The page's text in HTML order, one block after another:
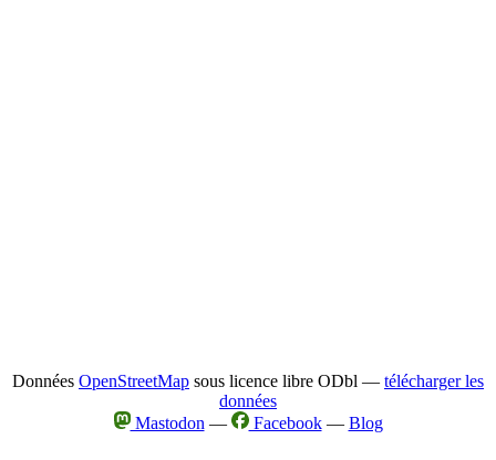
Données OpenStreetMap sous licence libre ODbl — télécharger les
données
Mastodon — Facebook— Blog